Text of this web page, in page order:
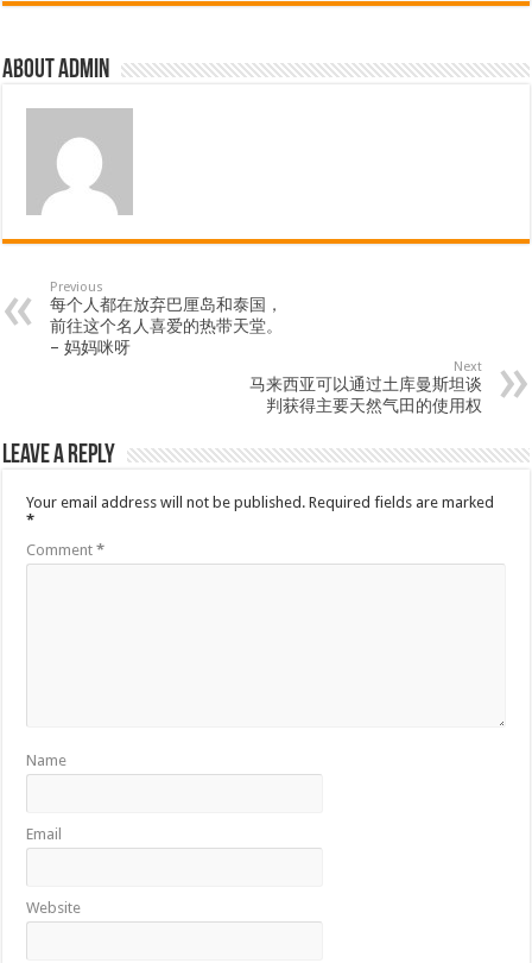
About admin
Previous
每个人都在放弃巴厘岛和泰国，
前往这个名人喜爱的热带天堂。
– 妈妈咪呀
Next
马来西亚可以通过土库曼斯坦谈
判获得主要天然气田的使用权
Leave a Reply
Your email address will not be published. Required fields are marked
*
Comment*
Name
Email
Website